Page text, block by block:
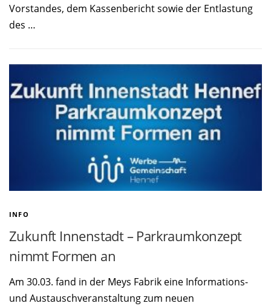
Vorstandes, dem Kassenbericht sowie der Entlastung
des …
INFO
Zukunft Innenstadt – Parkraumkonzept
nimmt Formen an
Am 30.03. fand in der Meys Fabrik eine Informations-
und Austauschveranstaltung zum neuen